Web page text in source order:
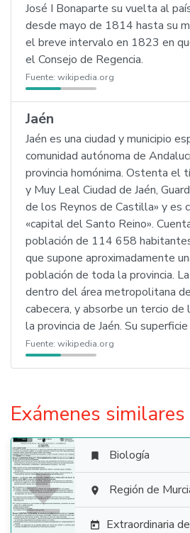
José I Bonaparte su vuelta al
desde mayo de 1814 hasta su
el breve intervalo en 1823 en
el Consejo de Regencia.
Fuente: wikipedia.org
Jaén
Jaén es una ciudad y municipio
comunidad autónoma de
provincia homónima. Ostenta el
y Muy Leal Ciudad de Jaén,
de los Reynos de Castilla» y es
«capital del Santo Reino».
población de 114 658
que supone aproximadamente
población de toda la provincia.
dentro del área metropolitana
cabecera, y absorbe un tercio
la provincia de Jaén. Su
Fuente: wikipedia.org
Exámenes similares

 Biología
 Región de
 Extraordinaria